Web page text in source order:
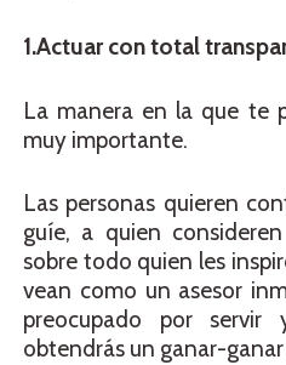
1.Actuar con total
La manera en la que te
muy importante.
Las personas quieren
guíe, a quien
sobre todo quien les
vean como un asesor
preocupado por servir
obtendrás un ganar-